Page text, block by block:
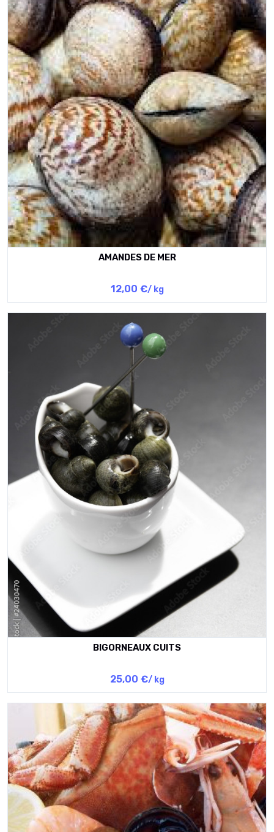
AMANDES DE MER
12,00 €/ kg
BIGORNEAUX CUITS
25,00 €/ kg